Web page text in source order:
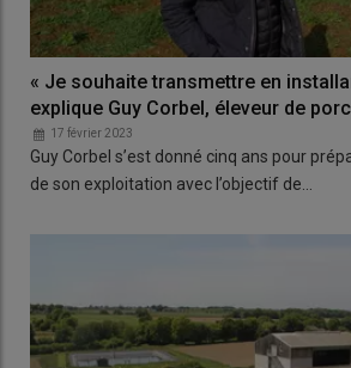
« Je souhaite transmettre en
explique Guy Corbel, éleveur de
17 février 2023
Guy Corbel s’est donné cinq ans pour
de son exploitation avec l’objectif de…